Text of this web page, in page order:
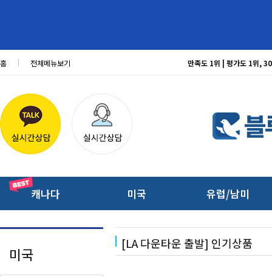
홈 전체메뉴보기 만족도 1위 | 평가도 1위,
캐나다 미국 유럽/남미
미국
[LA 다운타운 출발] 인기상품